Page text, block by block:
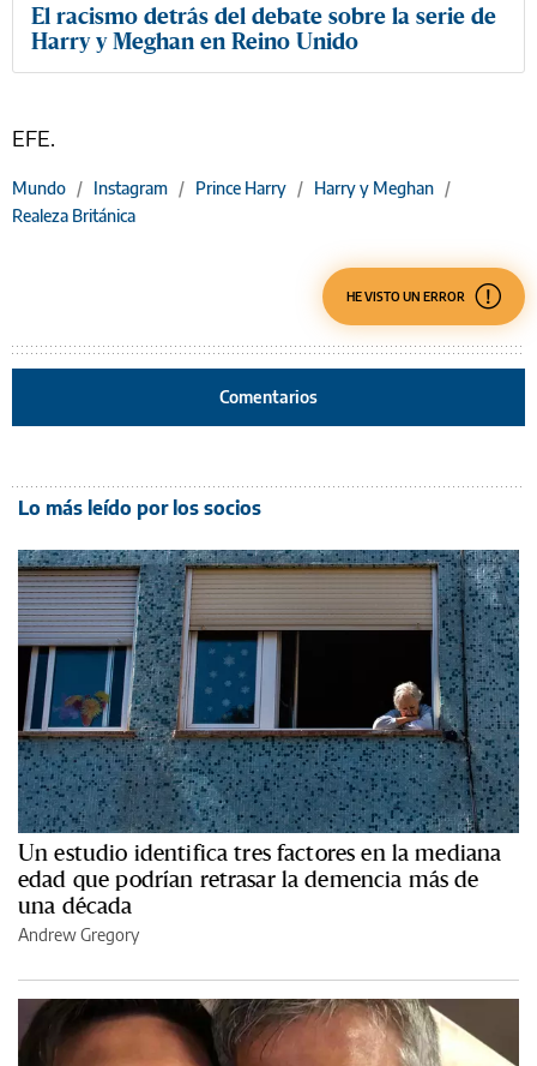
El racismo detrás del debate sobre la serie de
Harry y Meghan en Reino Unido
EFE.
Mundo / Instagram / Prince Harry / Harry y Meghan /
Realeza Británica
HE VISTO UN ERROR
Comentarios
Lo más leído por los socios
Un estudio identifica tres factores en la mediana
edad que podrían retrasar la demencia más de
una década
Andrew Gregory